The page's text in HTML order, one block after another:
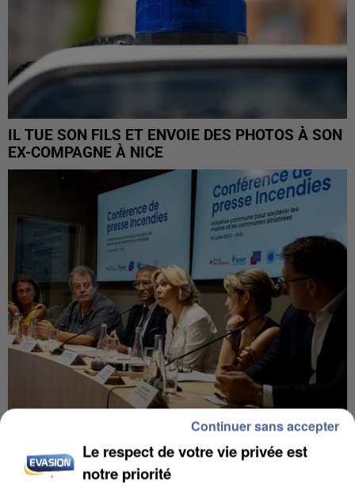
IL TUE SON FILS ET ENVOIE DES PHOTOS À SON
EX-COMPAGNE À NICE
DE SOLIDARITÉ AVEC LES...
Le respect de votre vie privée est
notre priorité
Continuer sans accepter